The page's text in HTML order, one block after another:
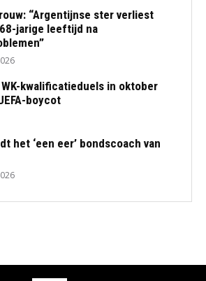
“Argentijnse ster verliest
jarige leeftijd na
kwalificatieduels in oktober
boycot
het ‘een eer’ bondscoach van